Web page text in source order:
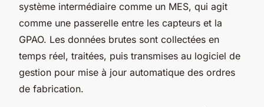
système intermédiaire comme un MES, qui agit
comme une passerelle entre les capteurs et la
GPAO. Les données brutes sont collectées en
temps réel, traitées, puis transmises au logiciel de
gestion pour mise à jour automatique des ordres
de fabrication.